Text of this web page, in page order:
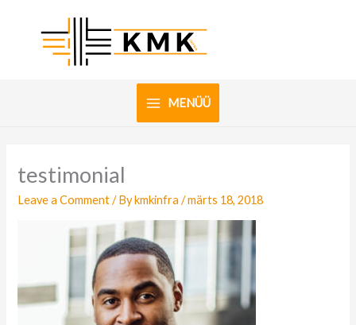
MENÜÜ
testimonial
Leave a Comment / Bykmkinfra/märts 18, 2018